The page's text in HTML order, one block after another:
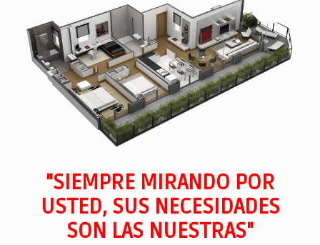
"SIEMPRE MIRANDO POR
USTED, SUS NECESIDADES
SON LAS NUESTRAS"